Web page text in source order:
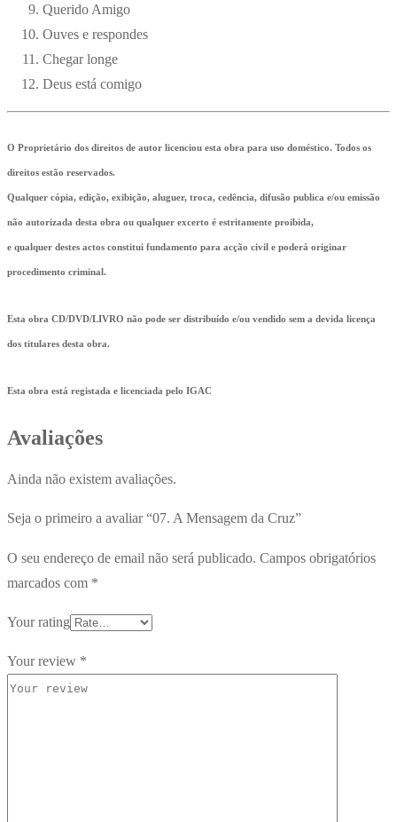
Querido Amigo
Ouves e respondes
Chegar longe
Deus está comigo
O Proprietário dos direitos de autor licenciou esta obra para uso doméstico. Todos os
direitos estão reservados.
Qualquer cópia, edição, exibição, aluguer, troca, cedência, difusão publica e/ou emissão
não autorizada desta obra ou qualquer excerto é estritamente proibida,
e qualquer destes actos constitui fundamento para acção civil e poderá originar
procedimento criminal.
Esta obra CD/DVD/LIVRO não pode ser distribuído e/ou vendido sem a devida licença
dos titulares desta obra.
Esta obra está registada e licenciada pelo IGAC
Avaliações
Ainda não existem avaliações.
Seja o primeiro a avaliar “07. A Mensagem da Cruz”
O seu endereço de email não será publicado. Campos obrigatórios
marcados com *
Your rating
Your review *